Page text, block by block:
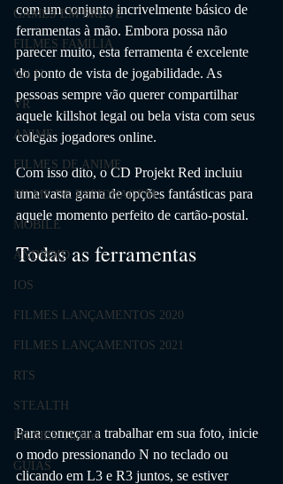
GAMES EM BREVE
FILMES FAMÍLIA
Wii U
VR
ANIME
FILMES DE ANIME
FILME DE ESPIONAGEM
MOBILE
ANDROID
IOS
FILMES LANÇAMENTOS 2020
FILMES LANÇAMENTOS 2021
RTS
STEALTH
FILMES Thriller
GUIAS
com um conjunto incrivelmente básico de
ferramentas à mão. Embora possa não
parecer muito, esta ferramenta é excelente
do ponto de vista de jogabilidade. As
pessoas sempre vão querer compartilhar
aquele killshot legal ou bela vista com seus
colegas jogadores online.
Com isso dito, o CD Projekt Red incluiu
uma vasta gama de opções fantásticas para
aquele momento perfeito de cartão-postal.
Todas as ferramentas
Para começar a trabalhar em sua foto, inicie
o modo pressionando N no teclado ou
clicando em L3 e R3 juntos, se estiver